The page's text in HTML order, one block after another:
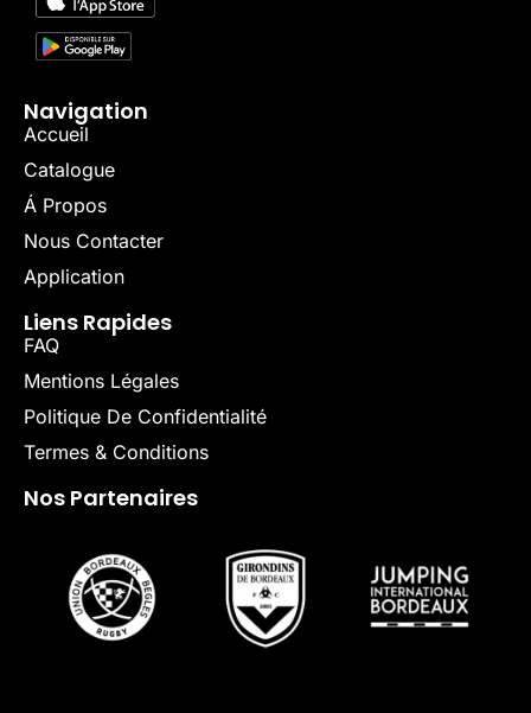
Navigation
Accueil
Catalogue
Á Propos
Nous Contacter
Application
Liens Rapides
FAQ
Mentions Légales
Politique De Confidentialité
Termes & Conditions
Nos Partenaires